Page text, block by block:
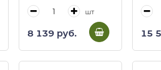
шт
8 139 руб. 15